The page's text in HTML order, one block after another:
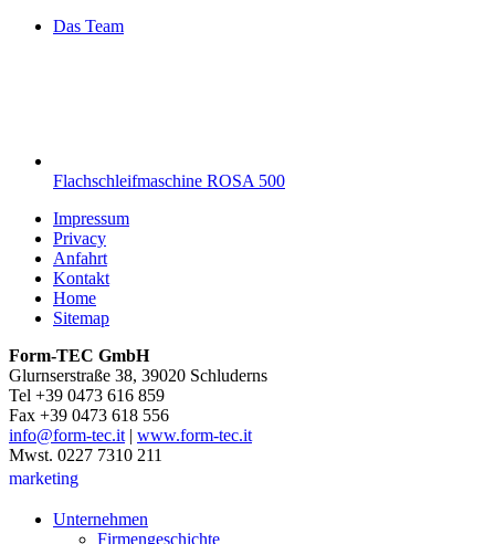
Das Team
Flachschleifmaschine ROSA 500
Impressum
Privacy
Anfahrt
Kontakt
Home
Sitemap
Form-TEC GmbH
Glurnserstraße 38, 39020 Schluderns
Tel +39 0473 616 859
Fax +39 0473 618 556
info@form-tec.it| www.form-tec.it
Mwst. 0227 7310 211
marketing
Unternehmen
Firmengeschichte